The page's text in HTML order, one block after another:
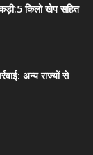
किलो खेप सहित
अन्य राज्यों से